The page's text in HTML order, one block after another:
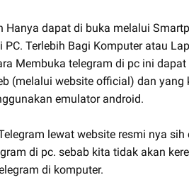
Hanya dapat di buka melalui
Terlebih Bagi Komputer atau
Membuka telegram di pc ini
(melalui website official) dan
emulator android.
lewat website resmi nya
di pc. sebab kita tidak akan
di komputer.